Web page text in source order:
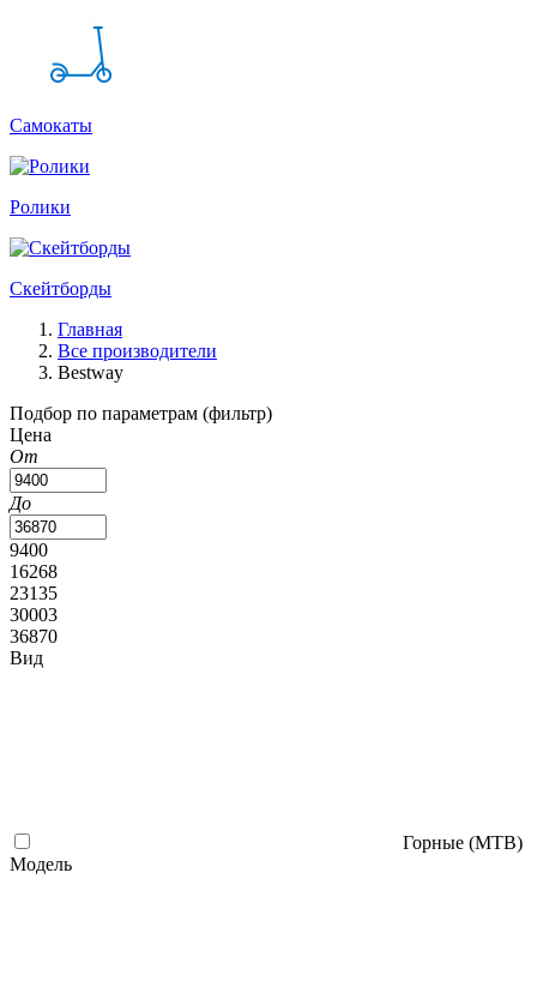
Самокаты
Ролики
Скейтборды
Главная
Все производители
Bestway
Подбор по параметрам (фильтр)
Цена
От
До
9400
16268
23135
30003
36870
Вид
Горные (MTB)
Модель